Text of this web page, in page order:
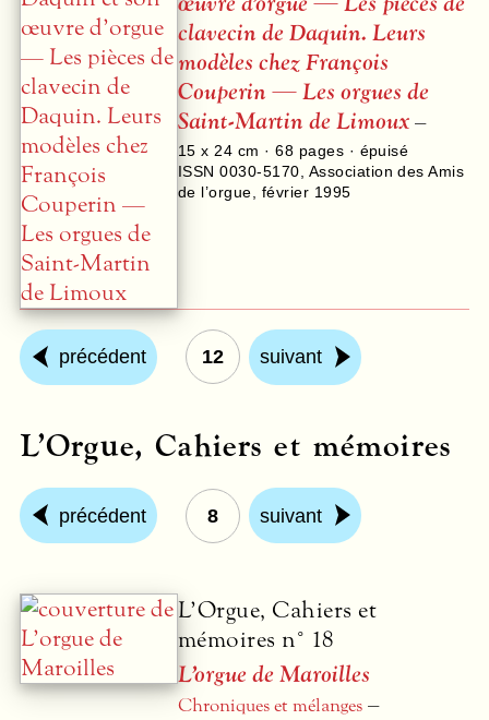
clavecin de Daquin. Leurs
modèles chez François
Couperin — Les orgues de
Saint-Martin de Limoux–
15 x 24 cm ·68 pages · épuisé
ISSN 0030-5170 Association des Amis
de l’orgue
février 1995
précédent 12 suivant
L’Orgue, Cahiers et mémoires
précédent 8 suivant
L’Orgue, Cahiers et
mémoires n° 18
L’orgue de Maroilles
Chroniques et mélanges –